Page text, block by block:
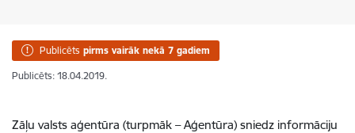
Publicēts pirms vairāk nekā 7 gadiem
Publicēts: 18.04.2019.
Zāļu valsts aģentūra (turpmāk – Aģentūra) sniedz informāciju